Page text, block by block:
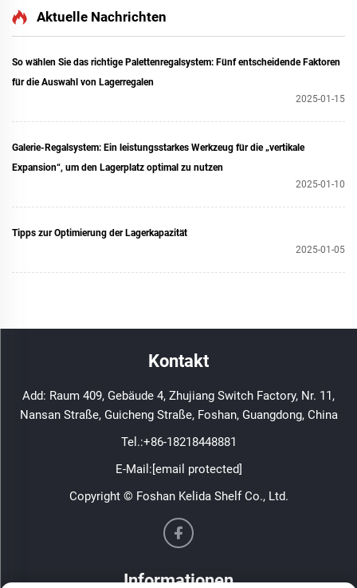
Aktuelle Nachrichten
So wählen Sie das richtige Palettenregalsystem: Fünf entscheidende Faktoren
für die Auswahl von Lagerregalen
2025-01-15
Galerie-Regalsystem: Ein leistungsstarkes Werkzeug für die „vertikale
Expansion“, um den Lagerplatz optimal zu nutzen
2025-01-10
Tipps zur Optimierung der Lagerkapazität
2025-01-05
Kontakt
Add: Raum 409, Gebäude 4, Zhujiang Switch Factory, Nr. 11,
Nansan Straße, Guicheng Straße, Foshan, Guangdong, China
Tel.:+86-18218448881
E-Mail:[email protected]
Copyright © Foshan Kelida Shelf Co., Ltd.
Informationen